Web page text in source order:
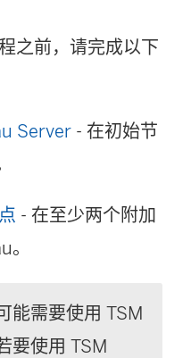
之前，请完成以下
Server - 在初始节
- 在至少两个附加
能需要使用 TSM
要使用 TSM